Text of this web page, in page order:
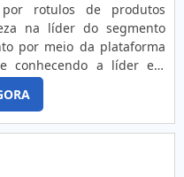
na Etiquetas ncora
tipo bandeirinha. É
no portfólio como
e etiquetas adesivas sem
comprometida com os
possíveis pelo fato de
alta qualidade onde são
rotulos de produtos
na líder do segmento
por meio da plataforma
conhecendo a líder em
que o produto deve
especializadas no
ajuda a garantir a